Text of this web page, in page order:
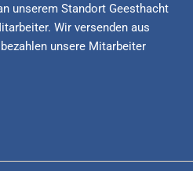
unserem Standort Geesthacht
Wir versenden aus
unsere Mitarbeiter